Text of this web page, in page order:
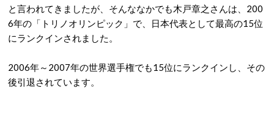
と言われてきましたが、そんななかでも木戸章之さんは、200
6年の「トリノオリンピック」で、日本代表として最高の15位
にランクインされました。
2006年～2007年の世界選手権でも15位にランクインし、その
後引退されています。